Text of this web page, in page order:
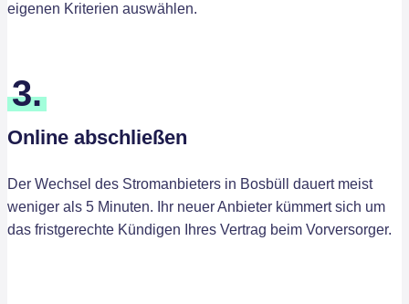
eigenen Kriterien auswählen.
3.
Online abschließen
Der Wechsel des Stromanbieters in Bosbüll dauert meist
weniger als 5 Minuten. Ihr neuer Anbieter kümmert sich um
das fristgerechte Kündigen Ihres Vertrag beim Vorversorger.